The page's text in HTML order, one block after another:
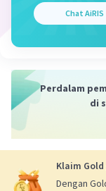
WIRA S
7 -
Beri
Chat AiRIS
Perdalam
di
Klaim
Dengan